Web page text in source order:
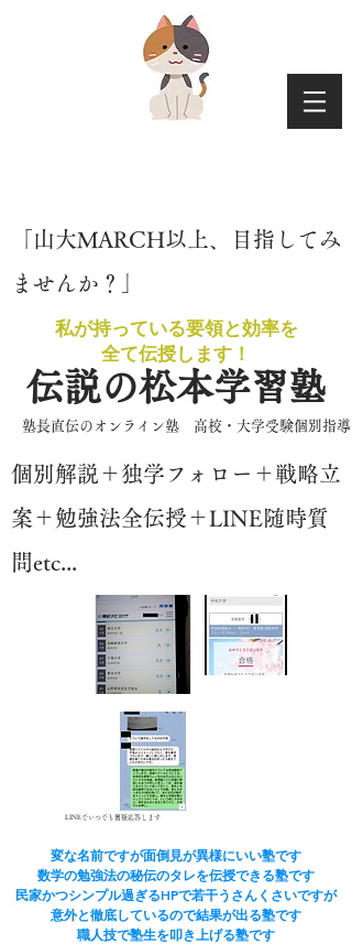
​「山大MARCH以上、目指してみ
ませんか？」
伝説の松本学習塾
私が持っている要領と効率を
​全て伝授します！
​塾長直伝のオンライン塾 高校・大学受験個別指導
​個別解説＋独学フォロー＋戦略立
案＋勉強法全伝授＋LINE随時質
問etc...
LINEでいつでも質疑応答します
変な名前ですが面倒見が異様にいい塾です
​数学の勉強法の秘伝のタレを伝授できる塾です
民家かつシンプル過ぎるHPで若干うさんくさいですが
​意外と徹底しているので結果が出る塾です
​職人技で塾生を叩き上げる塾です